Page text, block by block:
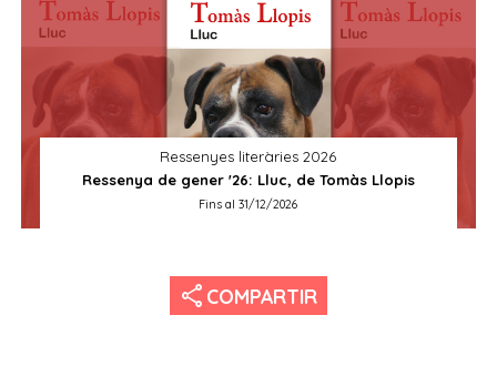
Ressenyes literàries 2026
Ressenya de gener '26: Lluc, de Tomàs Llopis
Fins al 31/12/2026
share COMPARTIR